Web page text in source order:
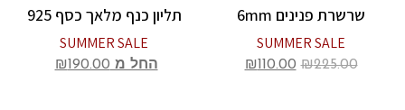
שרשרת פנינים 6mm
SUMMER SALE
₪225.00
₪ 110.00
תליון כנף מלאך כסף 925
SUMMER SALE
החל מ ₪ 190.00